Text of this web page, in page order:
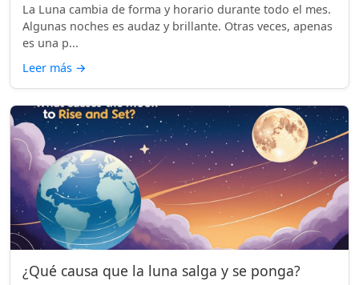
La Luna cambia de forma y horario durante todo el mes.
Algunas noches es audaz y brillante. Otras veces, apenas
es una p...
Leer más →
¿Qué causa que la luna salga y se ponga?